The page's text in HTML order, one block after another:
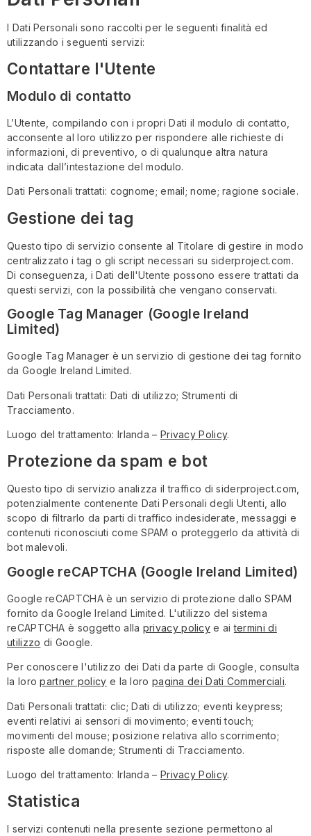
I Dati Personali sono raccolti per le seguenti finalità ed
utilizzando i seguenti servizi:
Contattare l'Utente
Modulo di contatto
L’Utente, compilando con i propri Dati il modulo di contatto,
acconsente al loro utilizzo per rispondere alle richieste di
informazioni, di preventivo, o di qualunque altra natura
indicata dall’intestazione del modulo.
Dati Personali trattati: cognome; email; nome; ragione sociale.
Gestione dei tag
Questo tipo di servizio consente al Titolare di gestire in modo
centralizzato i tag o gli script necessari su siderproject.com.
Di conseguenza, i Dati dell'Utente possono essere trattati da
questi servizi, con la possibilità che vengano conservati.
Google Tag Manager (Google Ireland
Limited)
Google Tag Manager è un servizio di gestione dei tag fornito
da Google Ireland Limited.
Dati Personali trattati: Dati di utilizzo; Strumenti di
Tracciamento.
Luogo del trattamento: Irlanda – Privacy Policy.
Protezione da spam e bot
Questo tipo di servizio analizza il traffico di siderproject.com,
potenzialmente contenente Dati Personali degli Utenti, allo
scopo di filtrarlo da parti di traffico indesiderate, messaggi e
contenuti riconosciuti come SPAM o proteggerlo da attività di
bot malevoli.
Google reCAPTCHA (Google Ireland Limited)
Google reCAPTCHA è un servizio di protezione dallo SPAM
fornito da Google Ireland Limited. L'utilizzo del sistema
reCAPTCHA è soggetto alla privacy policy e aitermini di
utilizzo di Google.
Per conoscere l'utilizzo dei Dati da parte di Google, consulta
la loropartner policy e la loro pagina dei Dati Commerciali.
Dati Personali trattati: clic; Dati di utilizzo; eventi keypress;
eventi relativi ai sensori di movimento; eventi touch;
movimenti del mouse; posizione relativa allo scorrimento;
risposte alle domande; Strumenti di Tracciamento.
Luogo del trattamento: Irlanda – Privacy Policy.
Statistica
I servizi contenuti nella presente sezione permettono al